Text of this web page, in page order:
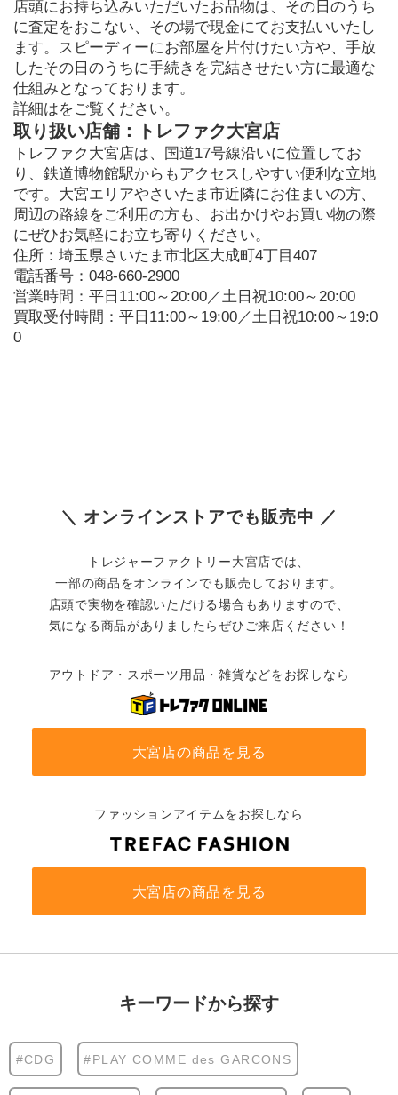
店頭にお持ち込みいただいたお品物は、その日のうち
に査定をおこない、その場で現金にてお支払いいたし
ます。スピーディーにお部屋を片付けたい方や、手放
したその日のうちに手続きを完結させたい方に最適な
仕組みとなっております。
詳細はをご覧ください。
取り扱い店舗：トレファク大宮店
トレファク大宮店は、国道17号線沿いに位置してお
り、鉄道博物館駅からもアクセスしやすい便利な立地
です。大宮エリアやさいたま市近隣にお住まいの方、
周辺の路線をご利用の方も、お出かけやお買い物の際
にぜひお気軽にお立ち寄りください。
住所：埼玉県さいたま市北区大成町4丁目407
電話番号：048-660-2900
営業時間：平日11:00～20:00／土日祝10:00～20:00
買取受付時間：平日11:00～19:00／土日祝10:00～19:0
0
＼ オンラインストアでも販売中 ／
トレジャーファクトリー大宮店では、
一部の商品をオンラインでも販売しております。
店頭で実物を確認いただける場合もありますので、
気になる商品がありましたらぜひご来店ください！
アウトドア・スポーツ用品・雑貨などをお探しなら
大宮店の商品を見る
ファッションアイテムをお探しなら
大宮店の商品を見る
キーワードから探す
#CDG #PLAY COMME des GARCONS